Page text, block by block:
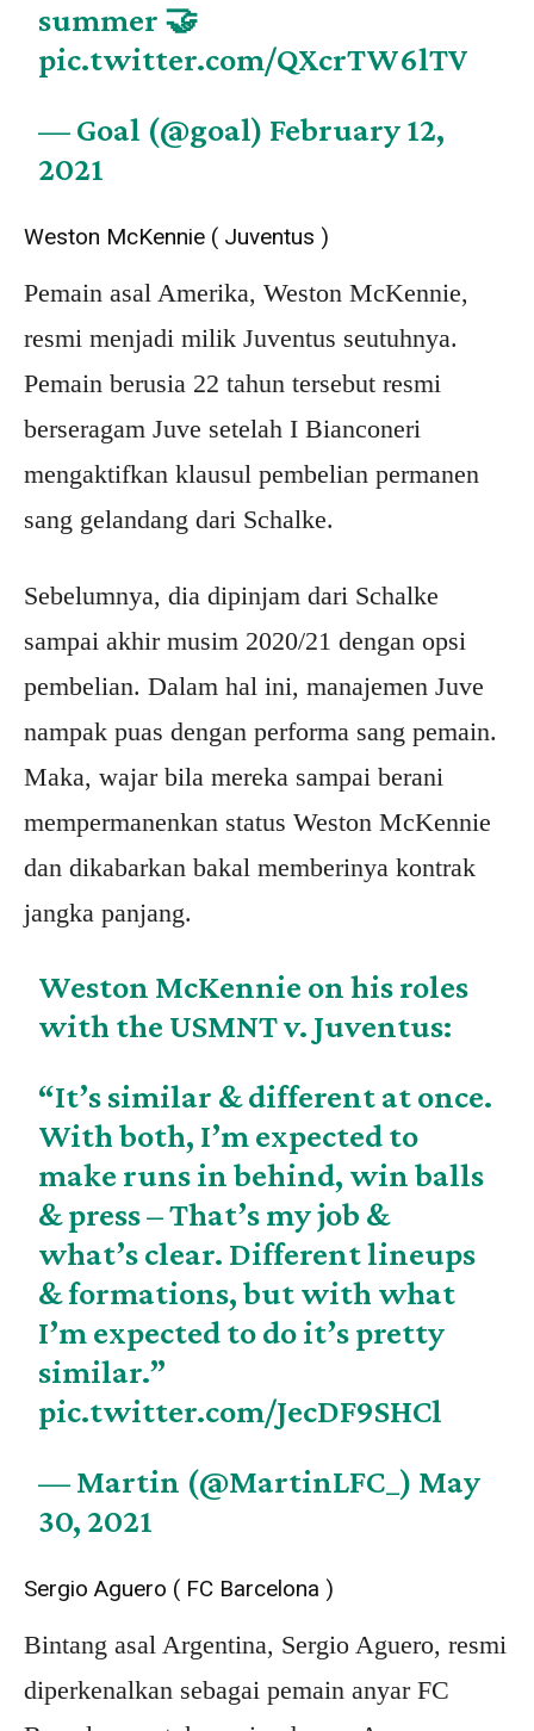
summer 🤝
pic.twitter.com/QXcrTW6lTV
— Goal (@goal) February 12,
2021
Weston McKennie ( Juventus )
Pemain asal Amerika, Weston McKennie,
resmi menjadi milik Juventus seutuhnya.
Pemain berusia 22 tahun tersebut resmi
berseragam Juve setelah I Bianconeri
mengaktifkan klausul pembelian permanen
sang gelandang dari Schalke.
Sebelumnya, dia dipinjam dari Schalke
sampai akhir musim 2020/21 dengan opsi
pembelian. Dalam hal ini, manajemen Juve
nampak puas dengan performa sang pemain.
Maka, wajar bila mereka sampai berani
mempermanenkan status Weston McKennie
dan dikabarkan bakal memberinya kontrak
jangka panjang.
Weston McKennie on his roles
with the USMNT v. Juventus:
“It’s similar & different at once.
With both, I’m expected to
make runs in behind, win balls
& press – That’s my job &
what’s clear. Different lineups
& formations, but with what
I’m expected to do it’s pretty
similar.”
pic.twitter.com/JecDF9SHCl
— Martin (@MartinLFC_) May
30, 2021
Sergio Aguero ( FC Barcelona )
Bintang asal Argentina, Sergio Aguero, resmi
diperkenalkan sebagai pemain anyar FC